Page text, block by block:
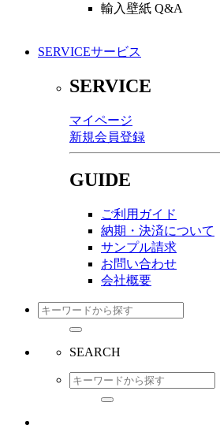
輸入壁紙 Q&A
SERVICEサービス
SERVICE
マイページ
新規会員登録
GUIDE
ご利用ガイド
納期・決済について
サンプル請求
お問い合わせ
会社概要
SEARCH